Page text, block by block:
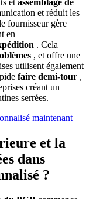
et assemblage de
et réduit les
fournisseur gère
en
. Cela
, et offre une
utilisent également
faire demi-tour ,
créant un
serrées.
maintenant
et la
dans
?